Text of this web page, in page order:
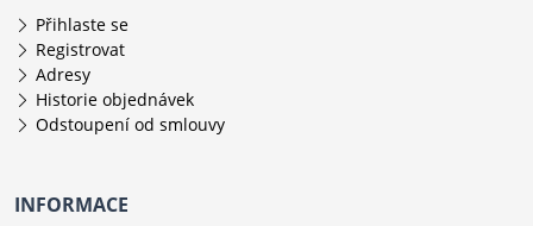
Přihlaste se
Registrovat
Adresy
Historie objednávek
Odstoupení od smlouvy
INFORMACE